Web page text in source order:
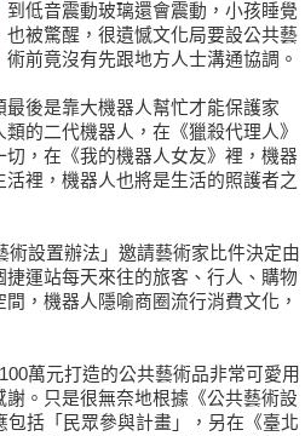
到低音震動玻璃還會震動，小孩睡覺
也被驚醒，很遺憾文化局要設公共藝
術前竟沒有先跟地方人士溝通協調。
後是靠大機器人幫忙才能保護家
的二代機器人，在《獵殺代理人》
，在《我的機器人女友》裡，機器
裡，機器人也將是生活的照護者之
設置辦法」邀請藝術家比件決定由
運站每天來往的旅客、行人、購物
，機器人隱喻商圈流行消費文化，
萬元打造的公共藝術品非常可愛用
。只是很無奈地根據《公共藝術設
括「民眾參與計畫」，另在《臺北